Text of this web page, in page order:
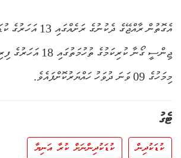
އެގޮތުން ރާއްޖޭގެ
ޖިންސީ ގޯނާ ކުރިކަމުގެ
މިމަހުގެ 09 ވަނަ ދުވަހު ހައްޔަރުކޮށްފައެވެ.
ޓެގު
ކުޑަކުދިން
ކުޑަކުދިންނަށް ކުރާ އަނިޔާ